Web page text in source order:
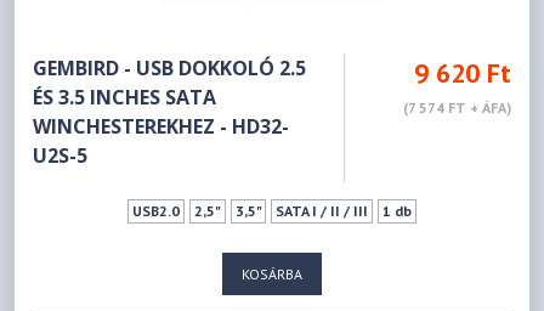
GEMBIRD - USB DOKKOLÓ 2.5
ÉS 3.5 INCHES SATA
WINCHESTEREKHEZ - HD32-
U2S-5
9 620 Ft
(7 574 FT + ÁFA)
USB2.0 2,5" 3,5" SATA I / II / III 1 db
KOSÁRBA